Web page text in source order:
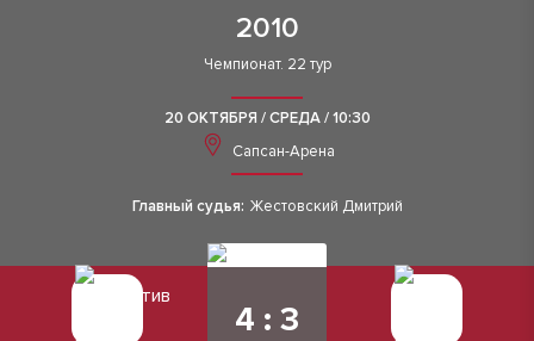
2010
Чемпионат. 22 тур
20 ОКТЯБРЯ / СРЕДА / 10:30
Сапсан-Арена
Главный судья: Жестовский Дмитрий
4 : 3